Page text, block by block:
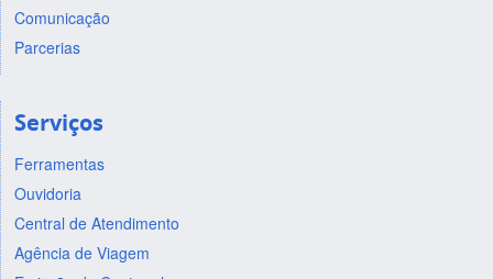
Comunicação
Parcerias
Serviços
Ferramentas
Ouvidoria
Central de Atendimento
Agência de Viagem